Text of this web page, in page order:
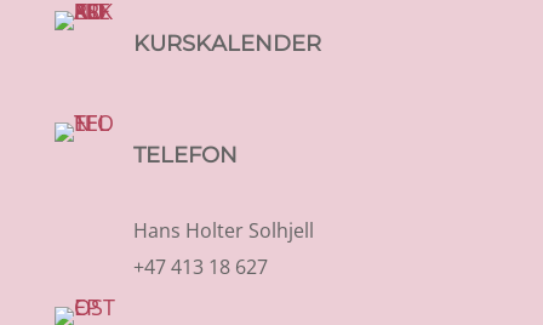
KURSKALENDER
TELEFON
Hans Holter Solhjell
+47 413 18 627